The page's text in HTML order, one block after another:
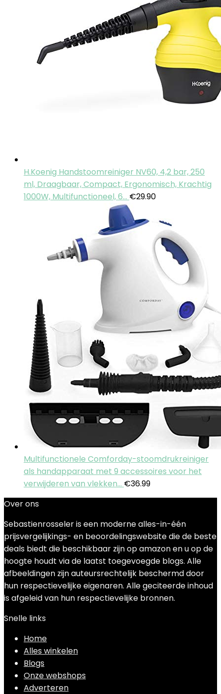
H.Koenig Handstoomreiniger NV60, 4,2 bar, 250
ml, Draagbaar, Compact, Ergonomisch, Krachtig
1000W, Multifunctioneel, 6… €29.90
Multifunctionele Comforday-stoomdrukreiniger
als handapparaat met 9 accessoires voor het
verwijderen van vlekken… €36.99
Over ons
Sebastienrosseler is een moderne alles-in-één
prijsvergelijkings- en beoordelingswebsite die de beste
deals biedt die beschikbaar zijn op amazon en u op de
hoogte houdt via de laatst toegevoegde blogs. Alle
afbeeldingen zijn auteursrechtelijk beschermd door
hun respectievelijke eigenaren. Alle geciteerde inhoud
is afgeleid van hun respectievelijke bronnen.
Snelle links
Home
Alles winkelen
Blogs
Onze webshops
Adverteren